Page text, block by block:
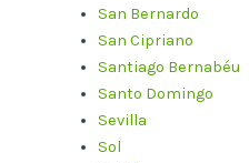
San Bernardo
San Cipriano
Santiago Bernabéu
Santo Domingo
Sevilla
Sol